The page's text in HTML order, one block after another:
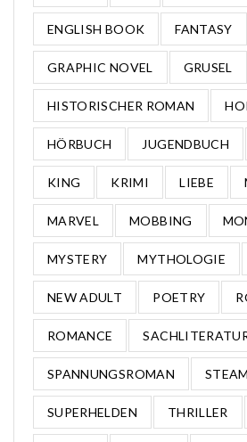
ENGLISH BOOK FANTASY
GRAPHIC NOVEL GRUSEL
HISTORISCHER ROMAN
HÖRBUCH JUGENDBUCH
KING KRIMI LIEBE
MARVEL MOBBING
MYSTERY MYTHOLOGIE
NEW ADULT POETRY
ROMANCE
SPANNUNGSROMAN
SUPERHELDEN THRILLER